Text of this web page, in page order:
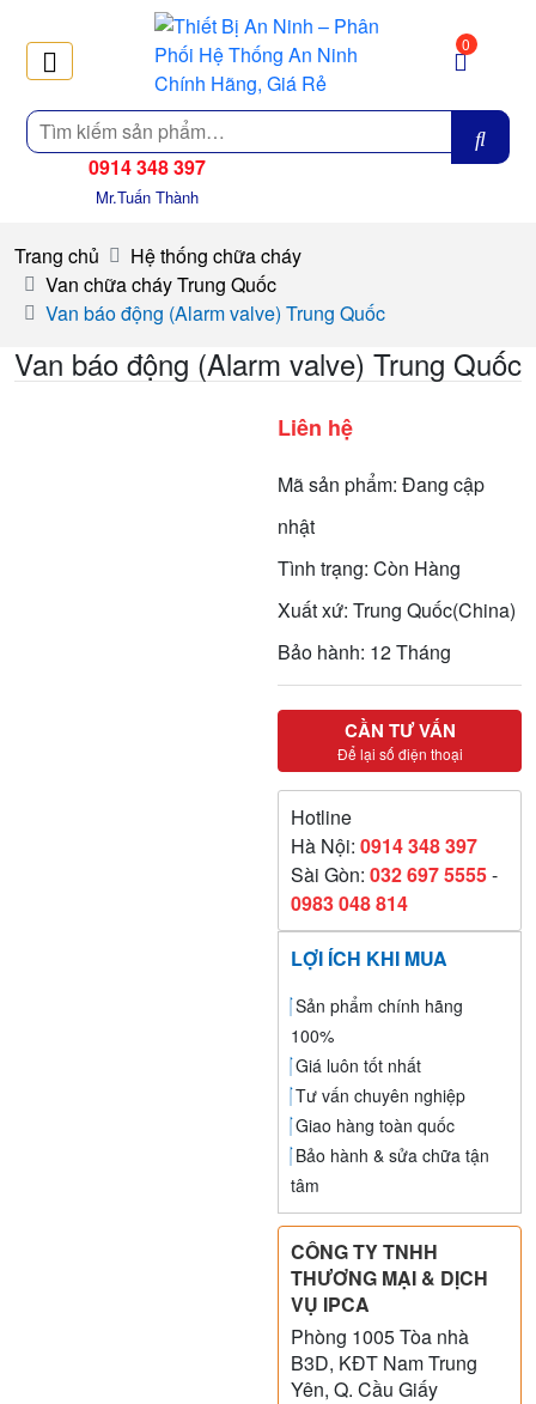
Tìm
kiếm
0
0914 348 397
Mr.Tuấn Thành
Trang chủ
Hệ thống chữa cháy
Van chữa cháy Trung Quốc
Van báo động (Alarm valve) Trung Quốc
Van báo động (Alarm valve) Trung Quốc
Liên hệ
Mã sản phẩm: Đang cập
nhật
Tình trạng: Còn Hàng
Xuất xứ: Trung Quốc(China)
Bảo hành: 12 Tháng
CẦN TƯ VẤN
Để lại số điện thoại
Hotline
Hà Nội:0914 348 397
Sài Gòn:032 697 5555-
0983 048 814
LỢI ÍCH KHI MUA
Sản phẩm chính hãng
100%
Giá luôn tốt nhất
Tư vấn chuyên nghiệp
Giao hàng toàn quốc
Bảo hành & sửa chữa tận
tâm
CÔNG TY TNHH
THƯƠNG MẠI & DỊCH
VỤ IPCA
Phòng 1005 Tòa nhà
B3D, KĐT Nam Trung
Yên, Q. Cầu Giấy